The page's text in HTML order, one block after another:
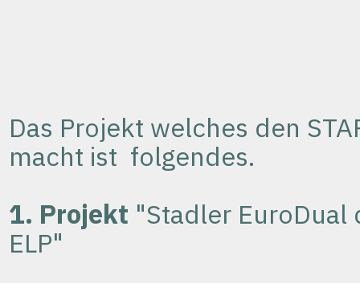
Das Projekt welches den
macht ist folgendes.
1. Projekt "Stadler EuroDual
ELP"